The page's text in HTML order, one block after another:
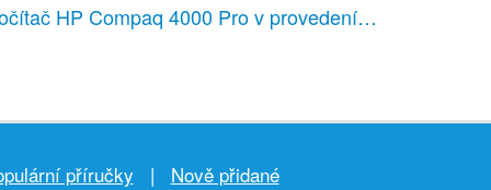
HP Compaq 4000 Pro v provedení small form
příručky | Nově přidané